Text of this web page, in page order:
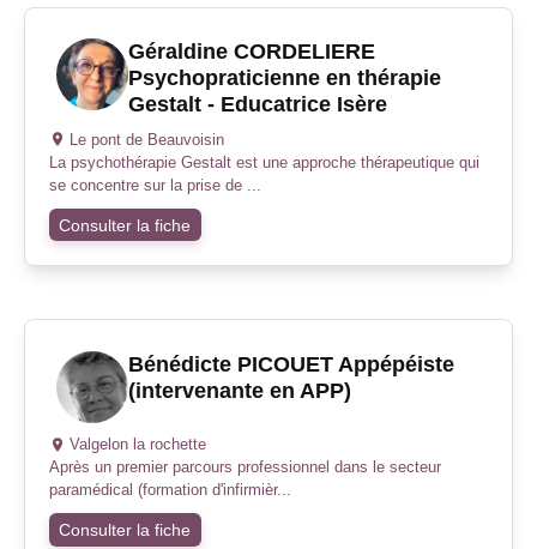
Géraldine CORDELIERE
Psychopraticienne en thérapie
Gestalt - Educatrice Isère
Le pont de Beauvoisin
La psychothérapie Gestalt est une approche thérapeutique qui
se concentre sur la prise de ...
Consulter la fiche
Bénédicte PICOUET Appépéiste
(intervenante en APP)
Valgelon la rochette
Après un premier parcours professionnel dans le secteur
paramédical (formation d'infirmièr...
Consulter la fiche